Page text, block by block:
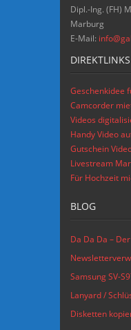
Dipl.-Ing. (FH)
Marburg
E-Mail:
DIREKTLINKS
Geschenkidee
Camcorder
Videos
Handy Video
Gutschein
Livestream
Für Hochzeit
BLOG
Da Da Da –
Samsung SV-
Lanyard /
Disketten